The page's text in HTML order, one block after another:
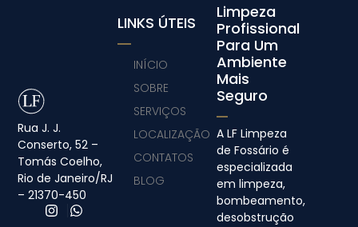
Rua J. J.
Conserto, 52 –
Tomás Coelho,
Rio de Janeiro/RJ
– 21370-450
Limpeza
Profissional
Para Um
Ambiente
Mais
Seguro
A LF Limpeza
de Fossário é
especializada
em limpeza,
bombeamento,
desobstrução
LINKS ÚTEIS
INÍCIO
SOBRE
SERVIÇOS
LOCALIZAÇÃO
CONTATOS
BLOG